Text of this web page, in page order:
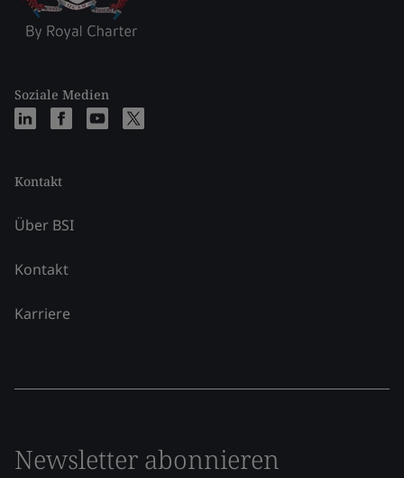
Soziale Medien
Kontakt
Über BSI
Kontakt
Karriere
Newsletter abonnieren